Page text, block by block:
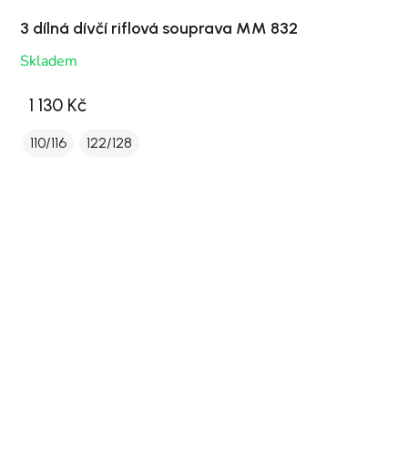
3 dílná dívčí riflová souprava MM 832
Skladem
1 130 Kč
110/116 122/128